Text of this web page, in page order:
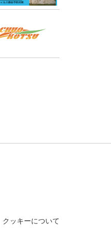
クッキーについて